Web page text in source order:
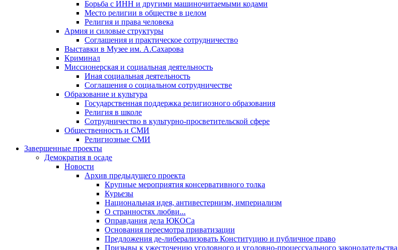
Борьба с ИНН и другими машиночитаемыми кодами
Место религии в обществе в целом
Религия и права человека
Армия и силовые структуры
Соглашения и практическое сотрудничество
Выставки в Музее им. А.Сахарова
Криминал
Миссионерская и социальная деятельность
Иная социальная деятельность
Соглашения о социальном сотрудничестве
Образование и культура
Государственная поддержка религиозного образования
Религия в школе
Сотрудничество в культурно-просветительской сфере
Общественность и СМИ
Религиозные СМИ
Завершенные проекты
Демократия в осаде
Новости
Архив предыдущего проекта
Крупные мероприятия консервативного толка
Курьезы
Национальная идея, антивестернизм, империализм
О странностях любви...
Оправдания дела ЮКОСа
Основания пересмотра приватизации
Предложения де-либерализовать Конституцию и публичное право
Призывы к ужесточению уголовного и уголовно-процессуального законодательства